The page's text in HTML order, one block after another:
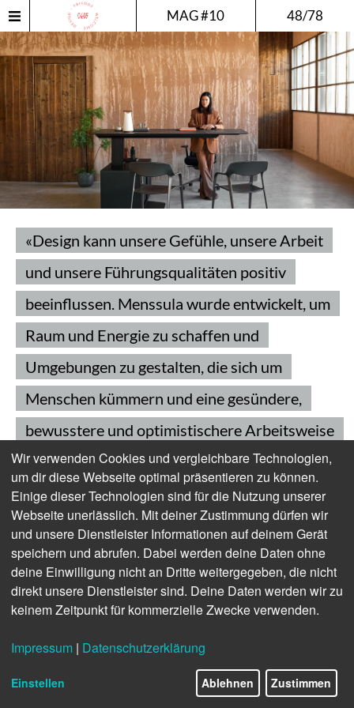
MAG #10 48/78
«Design kann unsere Gefühle, unsere Arbeit
und unsere Führungsqualitäten positiv
beeinflussen. Menssula wurde entwickelt, um
Raum und Energie zu schaffen und
Umgebungen zu gestalten, die sich um
Menschen kümmern und eine gesündere,
bewusstere und optimistischere Arbeitsweise
fördern», erklärt Soledat Berbegal, Board
Member und Brand Reputation Director bei
Actiu.
Wir verwenden Cookies und vergleichbare Technologien,
um dir diese Webseite optimal präsentieren zu können.
Einige dieser Technologien sind für die Nutzung unserer
Webseite unerlässlich. Mit deiner Zustimmung dürfen wir
und unsere Dienstleister Informationen auf deinem Gerät
speichern und abrufen. Dabei werden deine Daten ohne
deine Einwilligung nicht an Dritte weitergegeben, die nicht
direkt unsere Dienstleister sind. Deine Daten werden wir zu
keinem Zeitpunkt für kommerzielle Zwecke verwenden.
Impressum | Datenschutzerklärung
Einstellen Ablehnen Zustimmen